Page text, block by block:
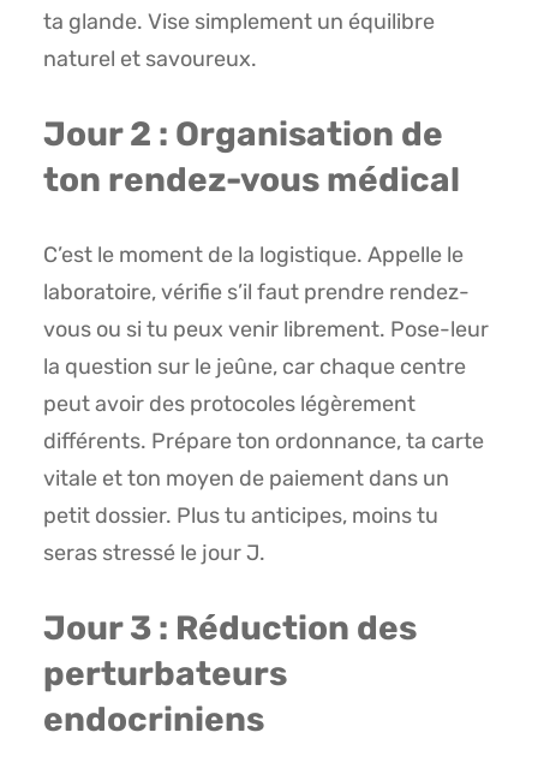
ta glande. Vise simplement un équilibre
naturel et savoureux.
Jour 2 : Organisation de
ton rendez-vous médical
C’est le moment de la logistique. Appelle le
laboratoire, vérifie s’il faut prendre rendez-
vous ou si tu peux venir librement. Pose-leur
la question sur le jeûne, car chaque centre
peut avoir des protocoles légèrement
différents. Prépare ton ordonnance, ta carte
vitale et ton moyen de paiement dans un
petit dossier. Plus tu anticipes, moins tu
seras stressé le jour J.
Jour 3 : Réduction des
perturbateurs
endocriniens